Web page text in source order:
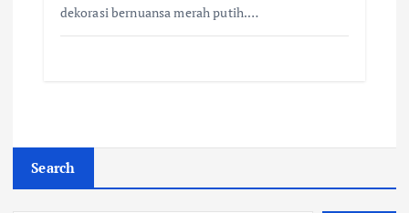
dekorasi bernuansa merah putih.…
Search